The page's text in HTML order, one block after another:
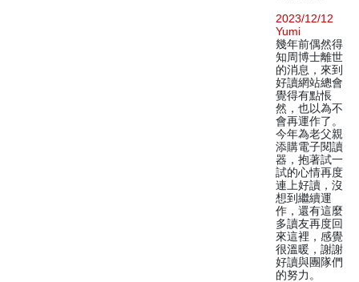
2023/12/12
Yumi
幾年前偶然得
知周博士離世
的消息，來到
好讀網站總會
覺得有點悵
然，也以為不
會再運作了。
今年為老父親
添購電子閱讀
器，抱著試一
試的心情再度
連上好讀，沒
想到繼續運
作，還有這麼
多讀友再度回
來這裡，感覺
很溫暖，謝謝
好讀與團隊們
的努力。